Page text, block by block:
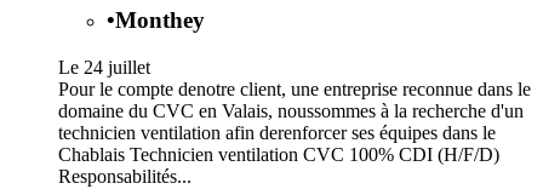
•Monthey
Le 24 juillet
Pour le compte denotre client, une entreprise reconnue dans le
domaine du CVC en Valais, noussommes à la recherche d'un
technicien ventilation afin derenforcer ses équipes dans le
Chablais Technicien ventilation CVC 100% CDI (H/F/D)
Responsabilités...